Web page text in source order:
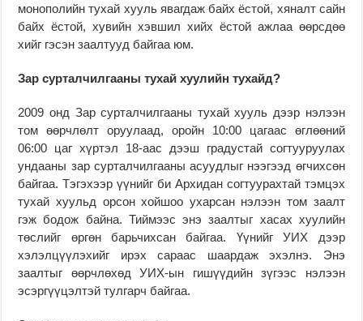
монополийн тухай хууль явагдаж байх ёстой, хяналт сайн
байх ёстой, хувийн хэвшил хийх ёстой ажлаа өөрсдөө
хийг гэсэн заалтууд байгаа юм.
Зар сурталчилгааны тухай хуулийн тухайд?
2009 онд Зар сурталчилгааны тухай хууль дээр нэлээн
том өөрчлөлт оруулаад, оройн 10:00 цагаас өглөөний
06:00 цаг хүртэл 18-аас дээш градустай согтууруулах
ундааны зар сурталчилгааны асуудлыг нээгээд өгчихсөн
байгаа. Тэгэхээр үүнийг би Архидан согтуурахтай тэмцэх
тухай хуульд орсон хойшоо ухарсан нэлээн том заалт
гэж бодож байна. Тиймээс энэ заалтыг хасах хуулийн
төслийг өргөн барьчихсан байгаа. Үүнийг УИХ дээр
хэлэлцүүлэхийг ирэх сараас шаардаж эхэлнэ. Энэ
заалтыг өөрчлөхөд УИХ-ын гишүүдийн зүгээс нэлээн
эсэргүүцэлтэй тулгарч байгаа.